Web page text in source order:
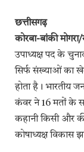
छत्तीसगढ़
कोरबा-बांकी
उपाध्यक्ष पद के
सिर्फ संख्याओं का
होता है। भारतीय
कंवर ने 16 मतों के
कहानी किसी और
कोषाध्यक्ष विकास